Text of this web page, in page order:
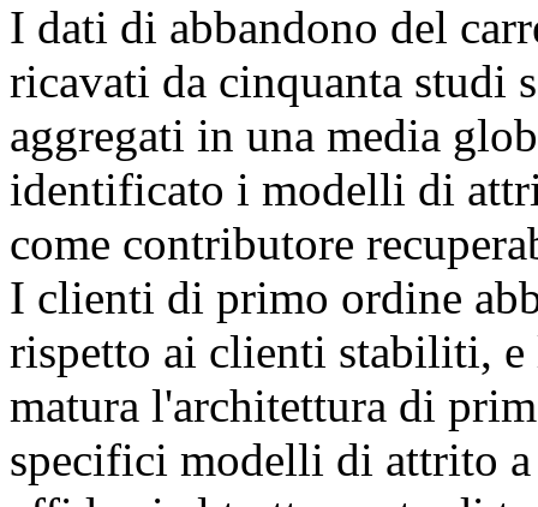
I dati di abbandono del
ricavati da cinquanta studi
aggregati in una media
identificato i modelli di
come contributore
I clienti di primo ordine
rispetto ai clienti stabiliti, e
matura l'architettura di
specifici modelli di attrito